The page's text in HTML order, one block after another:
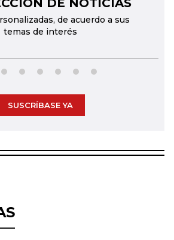
DE NOTICIAS
de acuerdo a sus
temas de interés
SUSCRÍBASE YA